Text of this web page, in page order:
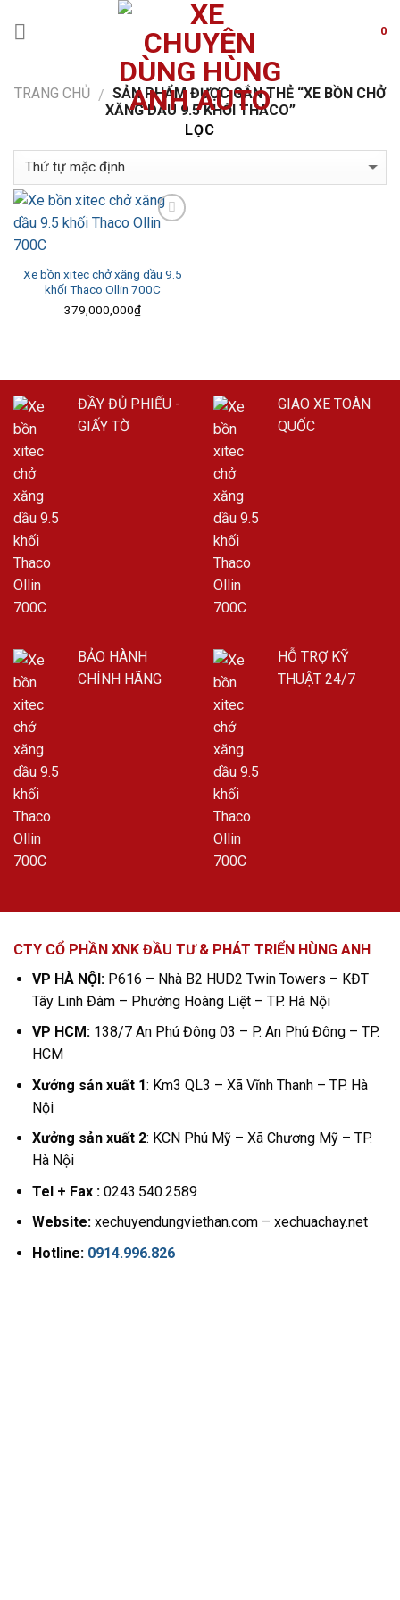
0
TRANG CHỦ / SẢN PHẨM ĐƯỢC GẮN THẺ “XE BỒN CHỞ
XĂNG DẦU 9.5 KHỐI THACO”
LỌC
Xe bồn xitec chở xăng dầu 9.5
khối Thaco Ollin 700C
379,000,000₫
ĐẦY ĐỦ PHIẾU -
GIẤY TỜ
GIAO XE TOÀN
QUỐC
BẢO HÀNH
CHÍNH HÃNG
HỖ TRỢ KỸ
THUẬT 24/7
CTY CỔ PHẦN XNK ĐẦU TƯ & PHÁT TRIỂN HÙNG ANH
VP HÀ NỘI:P616 – Nhà B2 HUD2 Twin Towers – KĐT
Tây Linh Đàm – Phường Hoàng Liệt – TP. Hà Nội
VP HCM:138/7 An Phú Đông 03 – P. An Phú Đông – TP.
HCM
Xưởng sản xuất 1: Km3 QL3 – Xã Vĩnh Thanh – TP. Hà
Nội
Xưởng sản xuất 2: KCN Phú Mỹ – Xã Chương Mỹ – TP.
Hà Nội
Tel + Fax :0243.540.2589
Website:xechuyendungviethan.com – xechuachay.net
Hotline: 0914.996.826